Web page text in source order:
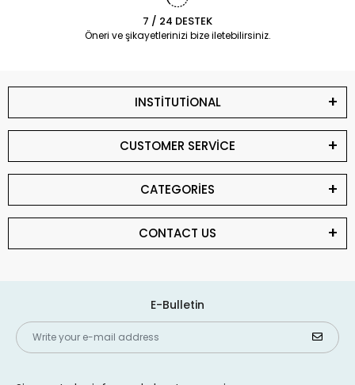
7 / 24 DESTEK
Öneri ve şikayetlerinizi bize iletebilirsiniz.
INSTİTUTİONAL
CUSTOMER SERVİCE
CATEGORİES
CONTACT US
E-Bulletin